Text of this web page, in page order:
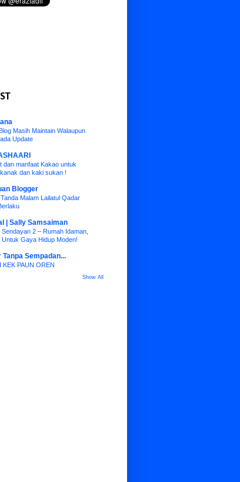
Masih Maintain Walaupun
Update
dan manfaat Kakao untuk
dan kaki sukan !
Blogger
Malam Lailatul Qadar
| Sally Samsaiman
Sendayan 2 – Rumah Idaman,
Untuk Gaya Hidup Moden!
Tanpa Sempadan...
KEK PAUN OREN
Show All